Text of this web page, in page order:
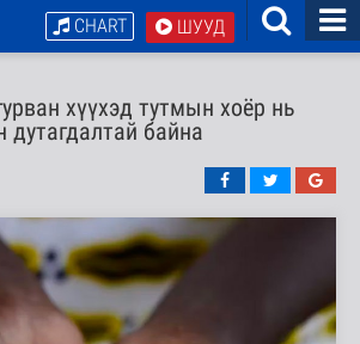
ШУУД
CHART
хүүхэд тутмын хоёр нь
дутагдалтай байна